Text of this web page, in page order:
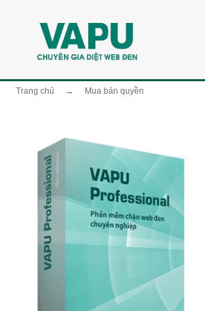
Trang chủ → Mua bản quyền